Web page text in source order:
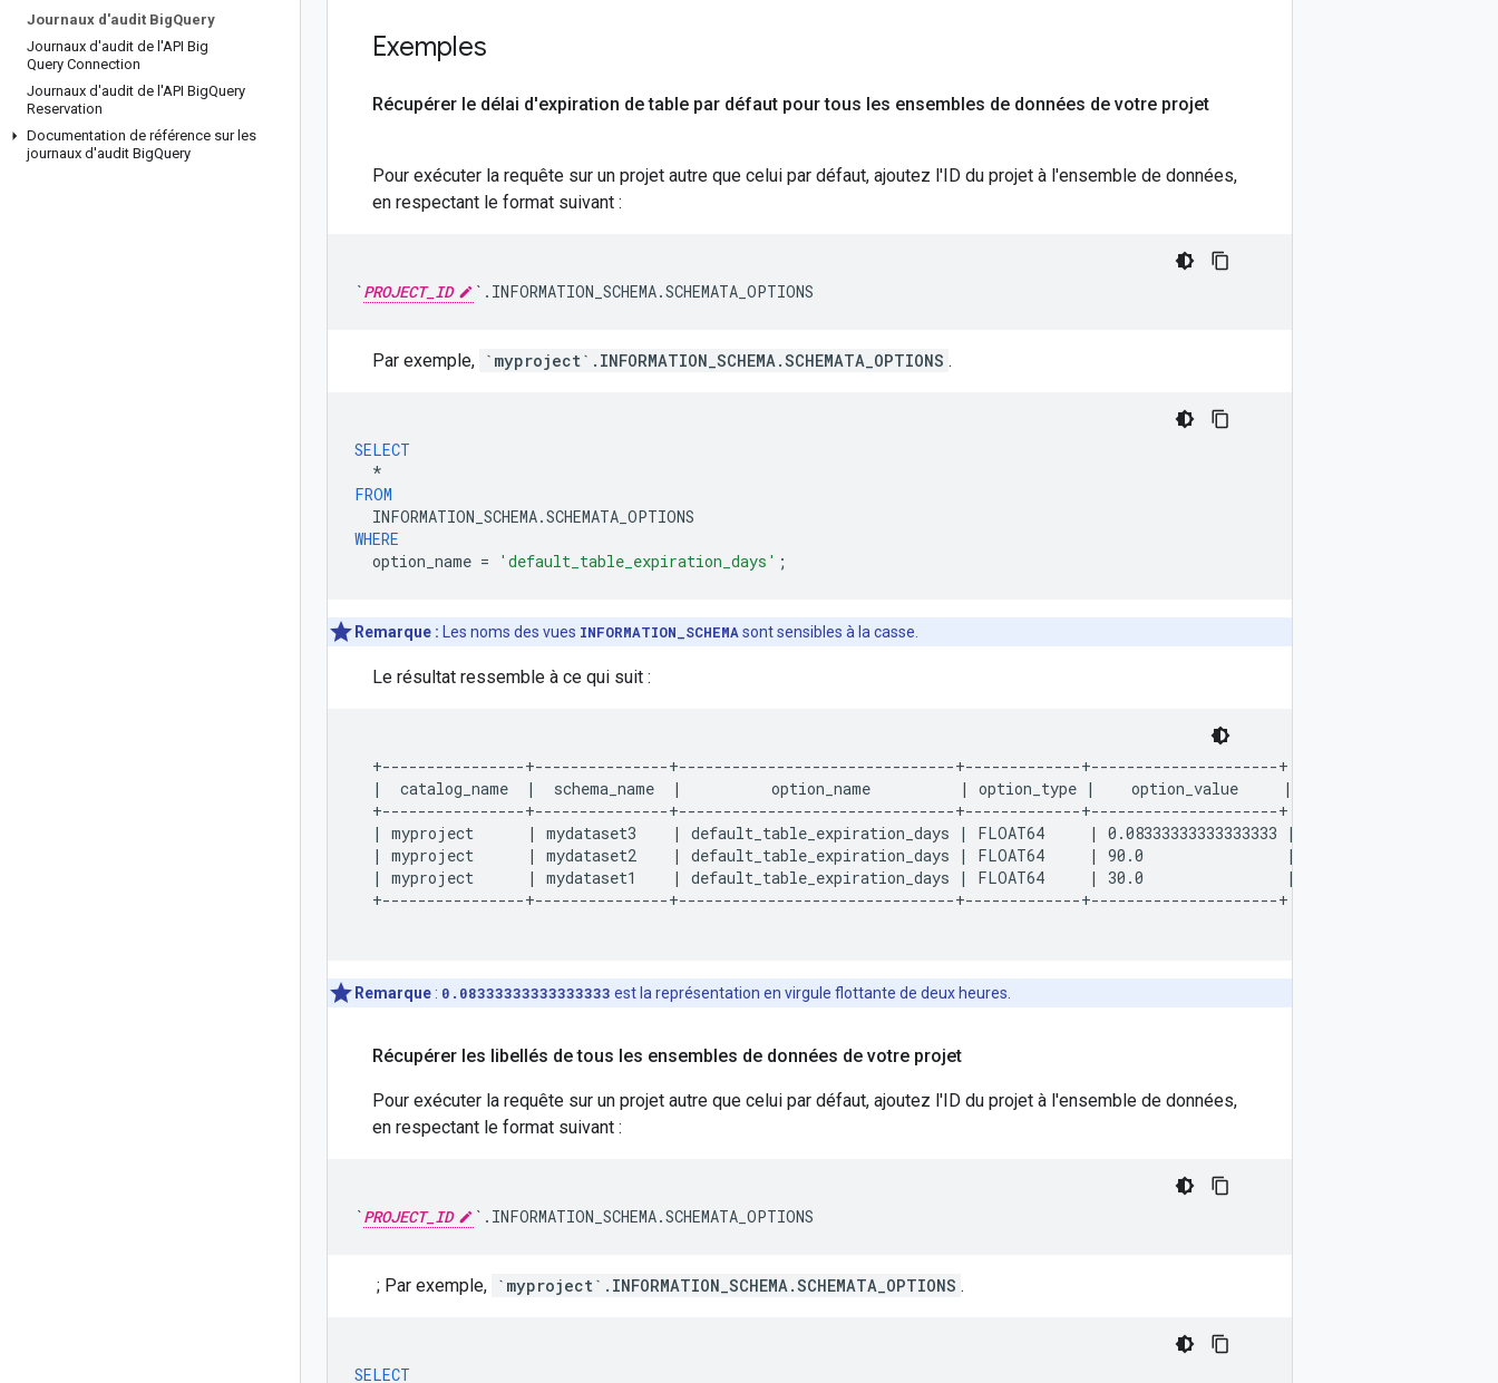
Journaux d'audit BigQuery
Journaux d'audit de l'API Big
Query Connection
Journaux d'audit de l'API BigQuery
Reservation
Documentation de référence sur les
journaux d'audit BigQuery
Exemples
Récupérer le délai d'expiration de table par défaut pour tous les ensembles de données de votre projet
Pour exécuter la requête sur un projet autre que celui par défaut, ajoutez l'ID du projet à l'ensemble de données,
en respectant le format suivant :
`PROJECT_ID `.INFORMATION_SCHEMA.SCHEMATA_OPTIONS
Par exemple, `myproject`.INFORMATION_SCHEMA.SCHEMATA_OPTIONS .
SELECT
*
FROM
INFORMATION_SCHEMA.SCHEMATA_OPTIONS
WHERE
option_name = 'default_table_expiration_days' ;
Remarque : Les noms des vues INFORMATION_SCHEMA sont sensibles à la casse.
Le résultat ressemble à ce qui suit :
  +----------------+---------------+-------------------------------+-------------+---------------------+
  |  catalog_name  |  schema_name  |          option_name          | option_type |    option_value     |
  +----------------+---------------+-------------------------------+-------------+---------------------+
  | myproject      | mydataset3    | default_table_expiration_days | FLOAT64     | 0.08333333333333333 |
  | myproject      | mydataset2    | default_table_expiration_days | FLOAT64     | 90.0                |
  | myproject      | mydataset1    | default_table_expiration_days | FLOAT64     | 30.0                |
  +----------------+---------------+-------------------------------+-------------+---------------------+
Remarque : 0.08333333333333333 est la représentation en virgule flottante de deux heures.
Récupérer les libellés de tous les ensembles de données de votre projet
Pour exécuter la requête sur un projet autre que celui par défaut, ajoutez l'ID du projet à l'ensemble de données,
en respectant le format suivant :
`PROJECT_ID `.INFORMATION_SCHEMA.SCHEMATA_OPTIONS
; Par exemple, `myproject`.INFORMATION_SCHEMA.SCHEMATA_OPTIONS .
SELECT